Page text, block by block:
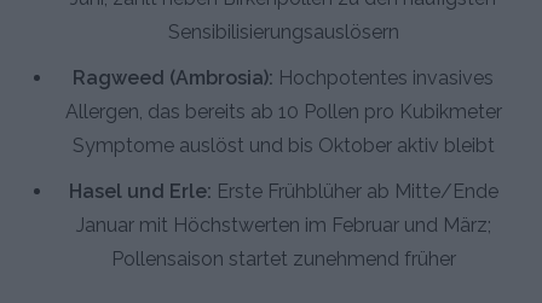
Sensibilisierungsauslösern
Ragweed (Ambrosia): Hochpotentes invasives
Allergen, das bereits ab 10 Pollen pro Kubikmeter
Symptome auslöst und bis Oktober aktiv bleibt
Hasel und Erle: Erste Frühblüher ab Mitte/Ende
Januar mit Höchstwerten im Februar und März;
Pollensaison startet zunehmend früher